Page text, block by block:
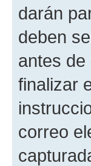
darán
deben
antes de
finalizar
correo